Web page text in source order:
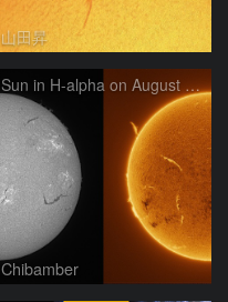
山田昇
Sun in H-alpha on August 7, 2026
Chibamber